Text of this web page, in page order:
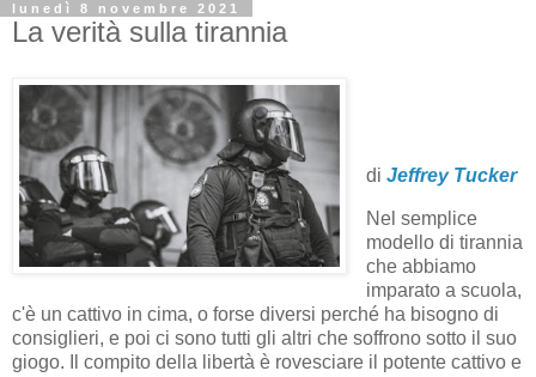
lunedì 8 novembre 2021
La verità sulla tirannia
di Jeffrey Tucker
Nel semplice
modello di tirannia
che abbiamo
imparato a scuola,
c'è un cattivo in cima, o forse diversi perché ha bisogno di
consiglieri, e poi ci sono tutti gli altri che soffrono sotto il suo
giogo. Il compito della libertà è rovesciare il potente cattivo e